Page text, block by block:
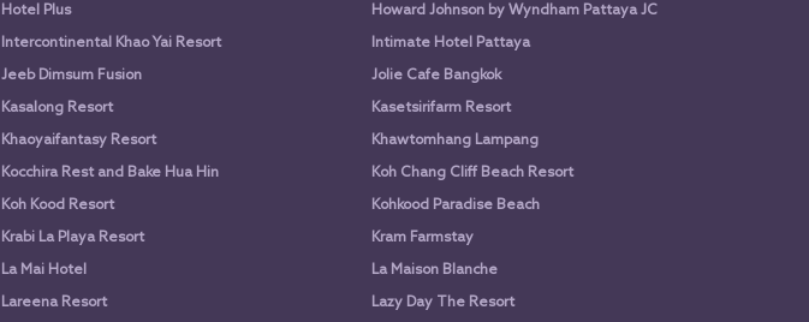
Hotel Plus
Howard Johnson by Wyndham Pattaya JC
Intercontinental Khao Yai Resort
Intimate Hotel Pattaya
Jeeb Dimsum Fusion
Jolie Cafe Bangkok
Kasalong Resort
Kasetsirifarm Resort
Khaoyaifantasy Resort
Khawtomhang Lampang
Kocchira Rest and Bake Hua Hin
Koh Chang Cliff Beach Resort
Koh Kood Resort
Kohkood Paradise Beach
Krabi La Playa Resort
Kram Farmstay
La Mai Hotel
La Maison Blanche
Lareena Resort
Lazy Day The Resort